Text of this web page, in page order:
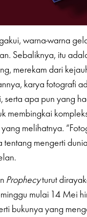
warna-warna
Sebaliknya, itu
merekam dari
karya fotografi
serta apa pun yang
membingkai
melihatnya.
tentang mengerti
Prophecyturut
mulai 14 Mei
bukunya yang